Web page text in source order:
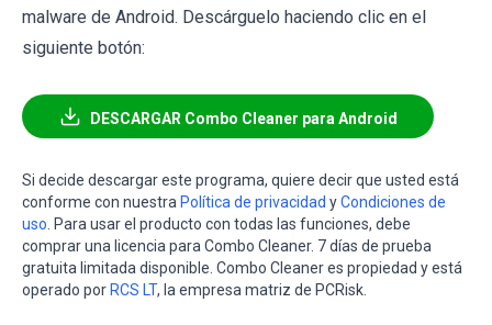
malware de Android. Descárguelo haciendo clic en el
siguiente botón:
DESCARGAR Combo Cleaner para Android
Si decide descargar este programa, quiere decir que usted está
conforme con nuestra Política de privacidad yCondiciones de
uso . Para usar el producto con todas las funciones, debe
comprar una licencia para Combo Cleaner. 7 días de prueba
gratuita limitada disponible. Combo Cleaner es propiedad y está
operado porRCS LT, la empresa matriz de PCRisk.